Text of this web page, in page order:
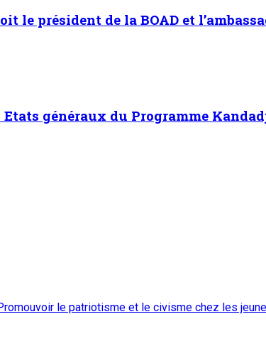
le président de la BOAD et
généraux du Programme
le patriotisme et le civisme chez les